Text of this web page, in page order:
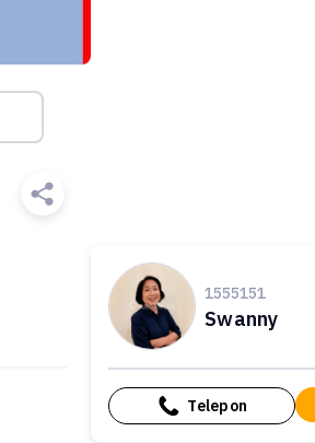
1555151
Swanny
Telepon